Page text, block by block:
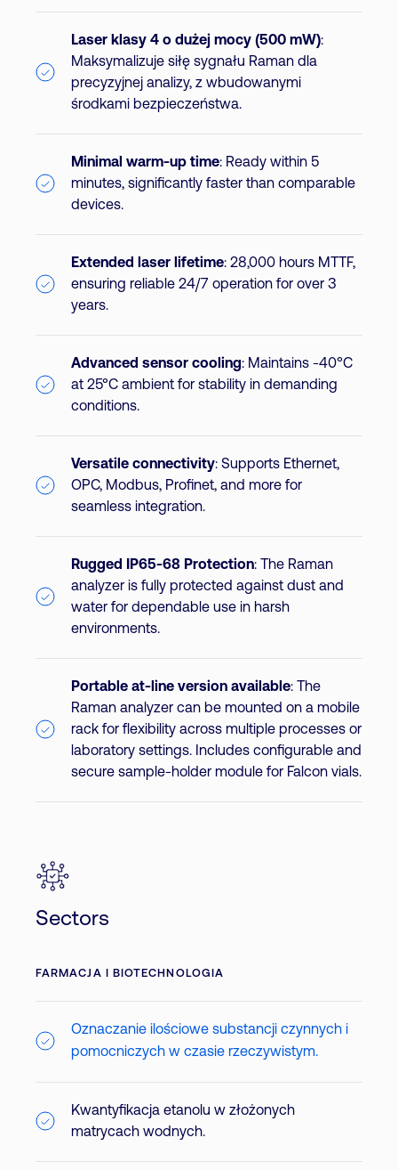
Laser klasy 4 o dużej mocy (500 mW):
Maksymalizuje siłę sygnału Raman dla
precyzyjnej analizy, z wbudowanymi
środkami bezpieczeństwa.
Minimal warm-up time: Ready within 5
minutes, significantly faster than comparable
devices.
Extended laser lifetime: 28,000 hours MTTF,
ensuring reliable 24/7 operation for over 3
years.
Advanced sensor cooling: Maintains -40°C
at 25°C ambient for stability in demanding
conditions.
Versatile connectivity: Supports Ethernet,
OPC, Modbus, Profinet, and more for
seamless integration.
Rugged IP65-68 Protection: The Raman
analyzer is fully protected against dust and
water for dependable use in harsh
environments.
Portable at-line version available: The
Raman analyzer can be mounted on a mobile
rack for flexibility across multiple processes or
laboratory settings. Includes configurable and
secure sample-holder module for Falcon vials.
Sectors
FARMACJA I BIOTECHNOLOGIA
Oznaczanie ilościowe substancji czynnych i
pomocniczych w czasie rzeczywistym.
Kwantyfikacja etanolu w złożonych
matrycach wodnych.